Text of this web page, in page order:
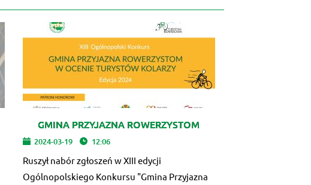
GMINA PRZYJAZNA ROWERZYSTOM
2024-03-19 12:06
Ruszył nabór zgłoszeń w XIII edycji
Ogólnopolskiego Konkursu "Gmina Przyjazna